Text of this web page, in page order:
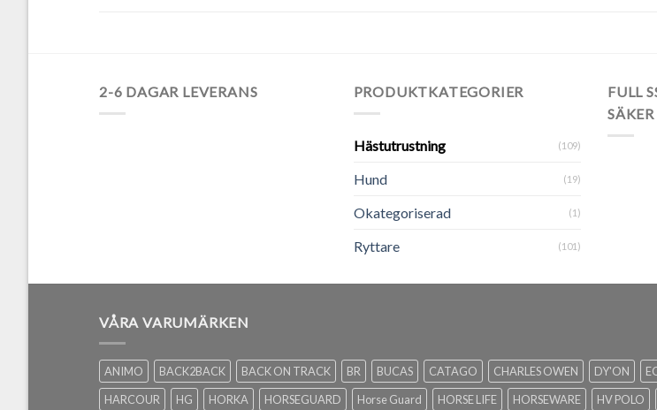
2-6 DAGAR LEVERANS PRODUKTKATEGORIER
Hästutrustning (109)
Hund (19)
Okategoriserad (1)
Ryttare (101)
FULL
VÅRA VARUMÄRKEN
ANIMO BACK2BACK BACK ON TRACK BR BUCAS CATAGO CHARLES OWEN DY'ON
HARCOUR
HG HORKA HORSEGUARD Horse Guard HORSE LIFE HORSEWARE HV POLO